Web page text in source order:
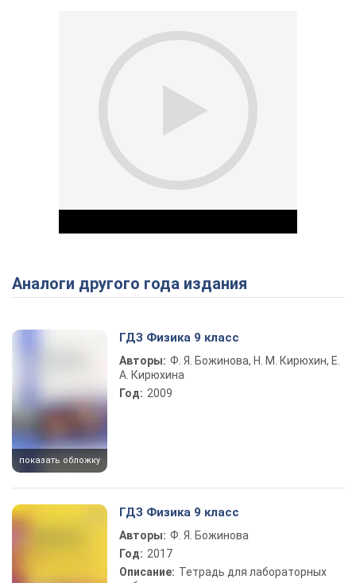
Play Video
Аналоги другого года издания
показать обложку
ГДЗ Физика 9 класс
Авторы: Ф. Я. Божинова, Н. М. Кирюхин, Е.
А. Кирюхина
Год: 2009
ГДЗ Физика 9 класс
Авторы: Ф. Я. Божинова
Год: 2017
Описание: Тетрадь для лабораторных